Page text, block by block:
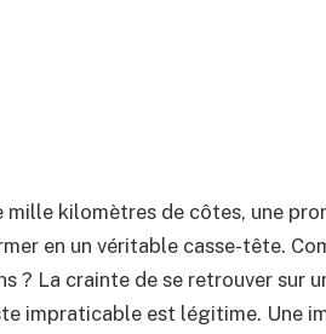
mille kilomètres de côtes, une
en un véritable casse-tête.
? La crainte de se retrouver sur
impraticable est légitime. Une